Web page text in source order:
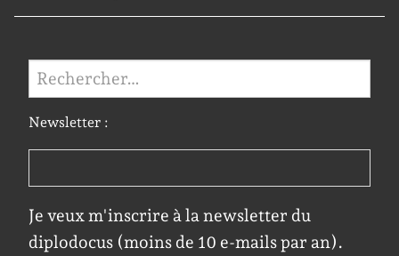
Rechercher :
Newsletter :
Je veux m'inscrire à la newsletter du
diplodocus (moins de 10 e-mails par an).